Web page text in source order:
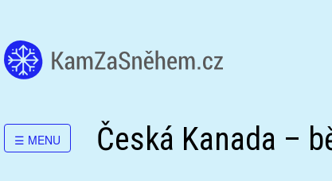
☰ MENU Česká Kanada –